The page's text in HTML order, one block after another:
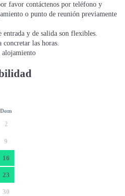
favor contáctenos por teléfono y
o punto de reunión previamente
entrada y de salida son flexibles.
concretar las horas.
Dom
2
9
16
23
30